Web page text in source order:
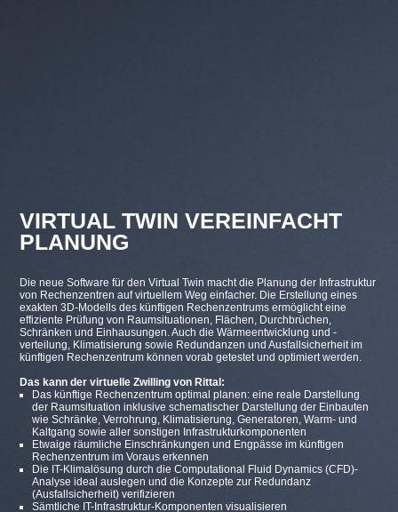
VIRTUAL TWIN VEREINFACHT
PLANUNG
Die neue Software für den Virtual Twin macht die Planung der Infrastruktur
von Rechenzentren auf virtuellem Weg einfacher. Die Erstellung eines
exakten 3D-Modells des künftigen Rechenzentrums ermöglicht eine
effiziente Prüfung von Raumsituationen, Flächen, Durchbrüchen,
Schränken und Einhausungen. Auch die Wärmeentwicklung und -
verteilung, Klimatisierung sowie Redundanzen und Ausfallsicherheit im
künftigen Rechenzentrum können vorab getestet und optimiert werden.
Das kann der virtuelle Zwilling von Rittal:
Das künftige Rechenzentrum optimal planen: eine reale Darstellung
der Raumsituation inklusive schematischer Darstellung der Einbauten
wie Schränke, Verrohrung, Klimatisierung, Generatoren, Warm- und
Kaltgang sowie aller sonstigen Infrastrukturkomponenten
Etwaige räumliche Einschränkungen und Engpässe im künftigen
Rechenzentrum im Voraus erkennen
Die IT-Klimalösung durch die Computational Fluid Dynamics (CFD)-
Analyse ideal auslegen und die Konzepte zur Redundanz
(Ausfallsicherheit) verifizieren
Sämtliche IT-Infrastruktur-Komponenten visualisieren